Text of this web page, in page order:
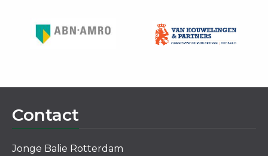
Contact
Jonge Balie Rotterdam